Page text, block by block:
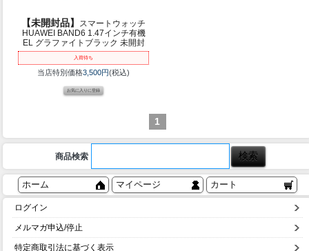
【未開封品】
スマートウォッチ
HUAWEI BAND6 1.47インチ有機
EL グラファイトブラック 未開封
入荷待ち
当店特別価格3,500円(税込)
1
商品検索
ホーム マイページ カート
ログイン
メルマガ申込/停止
特定商取引法に基づく表示